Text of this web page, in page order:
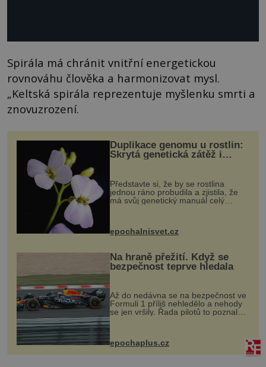
Spirála má chránit vnitřní energetickou
rovnováhu člověka a harmonizovat mysl.
„Keltská spirála reprezentuje myšlenku smrti a
znovuzrození.
Duplikace genomu u rostlin:
Skrytá genetická zátěž i
Představte si, že by se rostlina
jednou ráno probudila a zjistila, že
má svůj genetický manuál celý
vstupenka...
epochalnisvet.cz
Na hraně přežití. Když se
bezpečnost teprve hledala
Až do nedávna se na bezpečnost ve
Formuli 1 příliš nehledělo a nehody
se jen vršily. Řada pilotů to poznala
na vlastní kůži, často s trvalými
následky nebo bohužel i ztrátou
života. Dnes nepochopiteln...
epochaplus.cz